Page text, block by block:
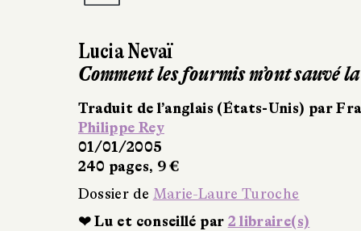
Les Chutes
Traduit de l’anglais par
Dossier deMarie-Laure
❤ Lu et conseillé par